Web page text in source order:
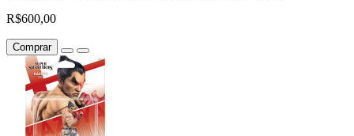
R$600,00
Comprar